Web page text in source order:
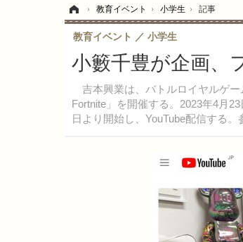
› 教育イベント › 小学生 › 記事
小籔千豊が企画、
吉本興業は、バトルロイヤルゲー
Fortnite」を開催する。2023年4月
日より開始し、YouTube配信する。
教育イベント 小学生